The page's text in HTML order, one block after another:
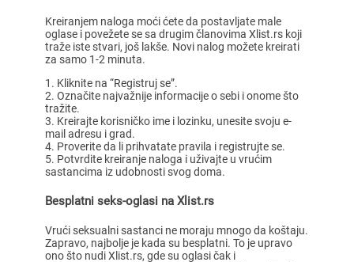
Kreiranjem naloga moći ćete da postavljate male
oglase i povežete se sa drugim članovima Xlist.rs koji
traže iste stvari, još lakše. Novi nalog možete kreirati
za samo 1-2 minuta.
Kliknite na “Registruj se”.
Označite najvažnije informacije o sebi i onome što
tražite.
Kreirajte korisničko ime i lozinku, unesite svoju e-
mail adresu i grad.
Proverite da li prihvatate pravila i registrujte se.
Potvrdite kreiranje naloga i uživajte u vrućim
sastancima iz udobnosti svog doma.
Besplatni seks-oglasi na Xlist.rs
Vrući seksualni sastanci ne moraju mnogo da koštaju.
Zapravo, najbolje je kada su besplatni. To je upravo
ono što nudi Xlist.rs, gde su oglasi čak i